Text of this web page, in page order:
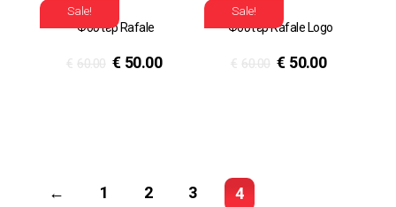
Sale!
Φούτερ Rafale
€ 60.00 € 50.00
Sale!
Φούτερ Rafale Logo
€ 60.00 € 50.00
← 1 2 3 4